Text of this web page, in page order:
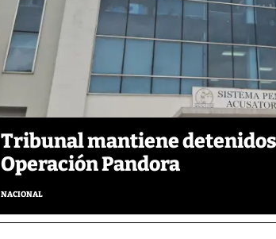
Tribunal mantiene
Operación Pandora
NACIONAL